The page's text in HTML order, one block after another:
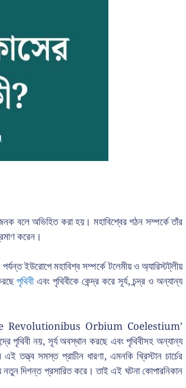
জনক বলে অভিহিত করা হয়। মহাবিশ্বের গঠন সম্পর্কে তাঁর
করেন।
ইউরোপে মহাবিশ্ব সম্পর্কে টলেমীয় ও অ্যারিস্টট্লীয়
পৃথিবীএবং পৃথিবীকে কেন্দ্র করে সূর্য, চন্দ্র ও অন্যান্য
‘De Revolutionibus Orbium Coelestium’
পৃথিবী নয়, সূর্য অবস্থান করছে এবং পৃথিবীসহ অন্যান্য
তত্ত্ব সমস্ত প্রাচীন ধারণা, এমনকি খ্রিস্টান চার্চের
নতুন দিগন্ত প্রসারিত করে। তাই এই ঘটনা কোপারনিকান